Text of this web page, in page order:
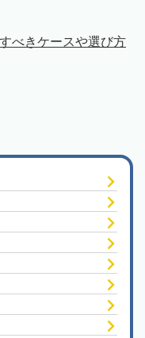
べきケースや選び方